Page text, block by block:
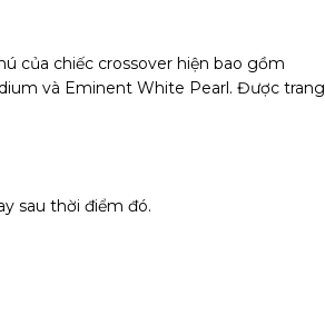
của chiếc crossover hiện bao gồm
và Eminent White Pearl. Được trang
sau thời điểm đó.